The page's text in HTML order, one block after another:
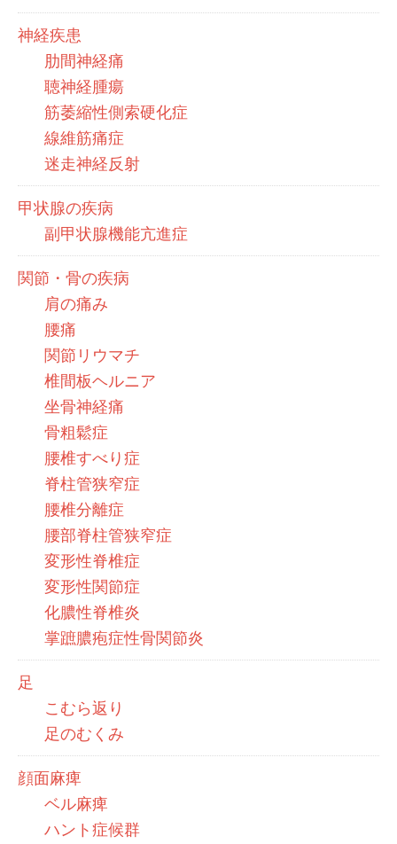
神経疾患
肋間神経痛
聴神経腫瘍
筋萎縮性側索硬化症
線維筋痛症
迷走神経反射
甲状腺の疾病
副甲状腺機能亢進症
関節・骨の疾病
肩の痛み
腰痛
関節リウマチ
椎間板ヘルニア
坐骨神経痛
骨粗鬆症
腰椎すべり症
脊柱管狭窄症
腰椎分離症
腰部脊柱管狭窄症
変形性脊椎症
変形性関節症
化膿性脊椎炎
掌蹠膿疱症性骨関節炎
足
こむら返り
足のむくみ
顔面麻痺
ベル麻痺
ハント症候群